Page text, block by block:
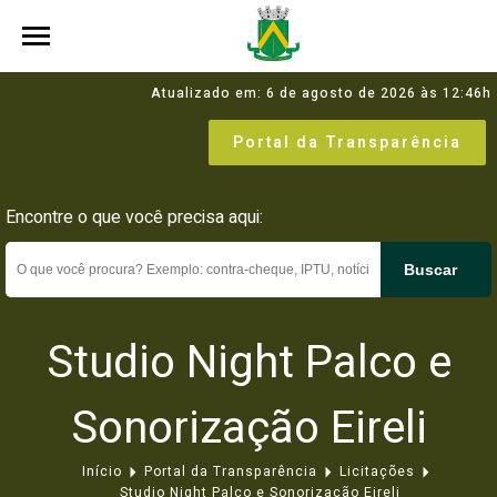
Atualizado em: 6 de agosto de 2026 às 12:46h
Portal da Transparência
Encontre o que você precisa aqui:
Buscar
Studio Night Palco e
Sonorização Eireli
Início Portal da Transparência
Licitações
Studio Night Palco e Sonorização Eireli